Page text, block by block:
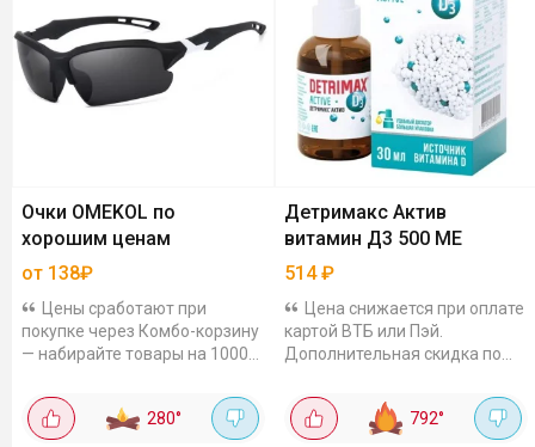
Очки OMEKOL по
хорошим ценам
от 138₽
Цены сработают при
покупке через Комбо-корзину
— набирайте товары на 1000₽
магазине OMEKOL.
Двухслойные
280°
Детримакс Актив
витамин Д3 500 МЕ
514₽
Цена снижается при оплате
картой ВТБ или Пэй.
Дополнительная скидка по
VITSUM20. Витамин на
масляной основе с
792°